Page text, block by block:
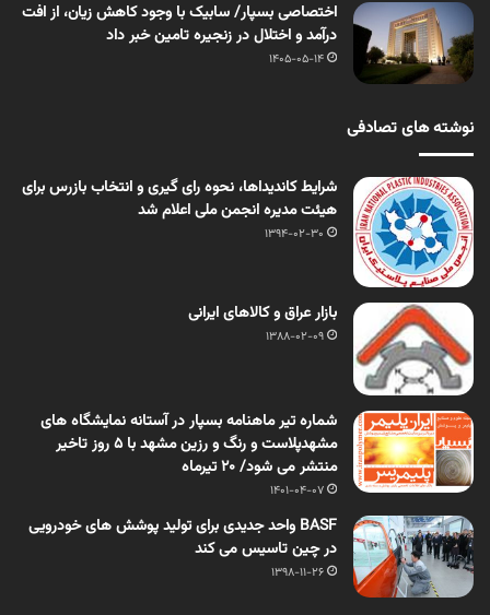
اختصاصی بسپار/ سابیک با وجود کاهش زیان، از افت
درآمد و اختلال در زنجیره تامین خبر داد
1405-05-14
نوشته های تصادفی
شرایط کاندیداها، نحوه رای گیری و انتخاب بازرس برای
هیئت مدیره انجمن ملی اعلام شد
1394-02-30
بازار عراق و کالاهای ایرانی
1388-02-09
شماره تیر ماهنامه بسپار در آستانه نمایشگاه های
مشهدپلاست و رنگ و رزین مشهد با 5 روز تاخیر
منتشر می شود/ 20 تیرماه
1401-04-07
BASF واحد جدیدی برای تولید پوشش های خودرویی
در چین تاسیس می کند
1398-11-26